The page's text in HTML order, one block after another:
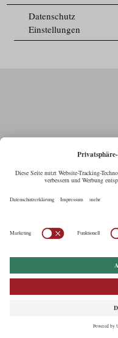
Datenschutz
Einstellungen